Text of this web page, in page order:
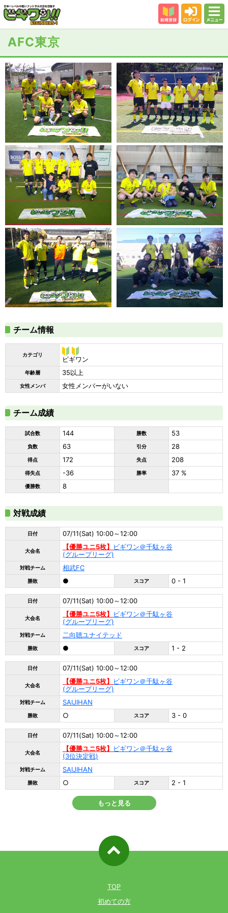
カテゴリー
会場
大会結果
スタッフ紹介
よくある質問
参加者の声
AFC東京
チーム情報
カテゴリ
ビギ
ワン
ビギワン
年齢層 35以上
女性メンバ 女性メンバーがいない
チーム成績
試合数 144 勝数 53
負数 63 引分 28
得点 172 失点 208
得失点 -36 勝率 37 %
優勝数 8
対戦成績
日付 07/11(Sat) 10:00～12:00
大会名 【優勝ユニ5枚】
ビギワン＠千駄ヶ谷
(グループリーグ)
対戦チーム 相武FC
勝敗 ● スコア 0 - 1
日付 07/11(Sat) 10:00～12:00
大会名 【優勝ユニ5枚】
ビギワン＠千駄ヶ谷
(グループリーグ)
対戦チーム 二向聴ユナイテッド
勝敗 ● スコア 1 - 2
日付 07/11(Sat) 10:00～12:00
大会名 【優勝ユニ5枚】
ビギワン＠千駄ヶ谷
(グループリーグ)
対戦チーム SAIJIHAN
勝敗 ○ スコア 3 - 0
日付 07/11(Sat) 10:00～12:00
大会名 【優勝ユニ5枚】
ビギワン＠千駄ヶ谷
(3位決定戦)
対戦チーム SAIJIHAN
勝敗 ○ スコア 2 - 1
もっと見る
TOP
初めての方